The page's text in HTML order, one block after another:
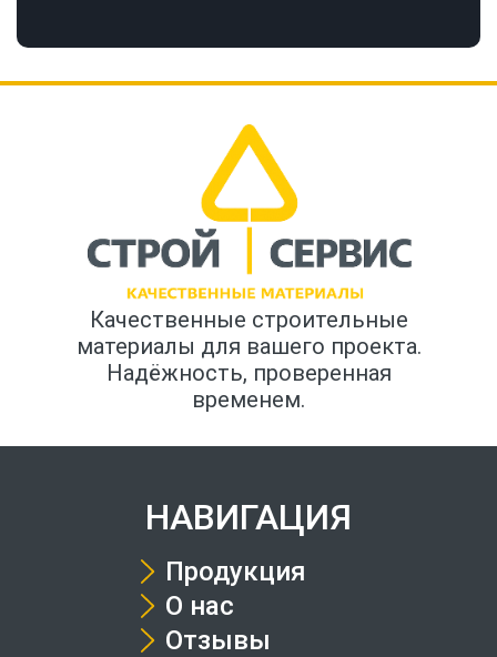
Качественные строительные
материалы для вашего проекта.
Надёжность, проверенная
временем.
НАВИГАЦИЯ
Продукция
О нас
Отзывы